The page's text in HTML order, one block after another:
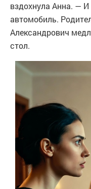
вздохнула Анна. —
автомобиль.
Александрович
стол.